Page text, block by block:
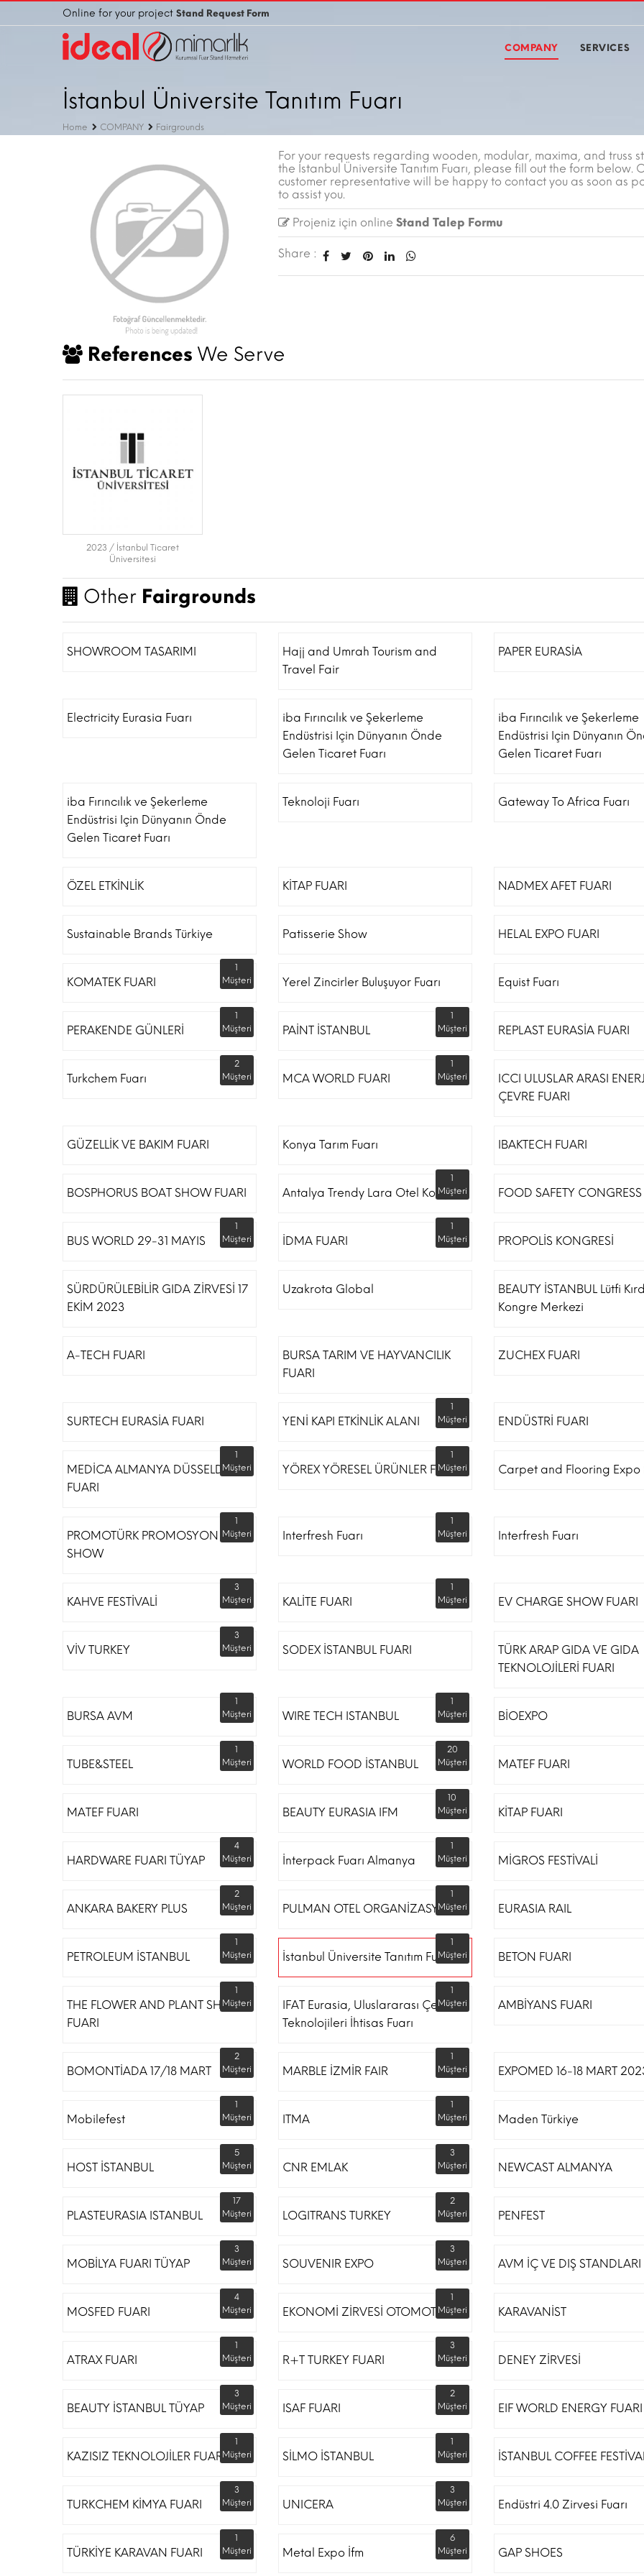
Online for your project Stand Request Form
COMPANY SERVICES
İstanbul Üniversite Tanıtım Fuarı
Home COMPANY Fairgrounds
For your requests regarding wooden, modular, maxima, and truss
the İstanbul Üniversite Tanıtım Fuarı, please fill out the form below.
customer representative will be happy to contact you as soon as
to assist you.
Projeniz için online Stand Talep Formu
Share :
References We Serve
2023 / İstanbul Ticaret
Üniversitesi
Other Fairgrounds
SHOWROOM TASARIMI
Hajj and Umrah Tourism and
Travel Fair
PAPER EURASİA
Electricity Eurasia Fuarı
iba Fırıncılık ve Şekerleme
Endüstrisi Için Dünyanın Önde
Gelen Ticaret Fuarı
iba Fırıncılık ve Şekerleme
Endüstrisi Için Dünyanın
Gelen Ticaret Fuarı
iba Fırıncılık ve Şekerleme
Endüstrisi Için Dünyanın Önde
Gelen Ticaret Fuarı
Teknoloji Fuarı Gateway To Africa Fuarı
ÖZEL ETKİNLİK KİTAP FUARI NADMEX AFET FUARI
Sustainable Brands Türkiye Patisserie Show HELAL EXPO FUARI
KOMATEK FUARI
1
Müşteri
Yerel Zincirler Buluşuyor Fuarı Equist Fuarı
PERAKENDE GÜNLERİ
1
Müşteri
PAİNT İSTANBUL
1
Müşteri
REPLAST EURASİA FUARI
Turkchem Fuarı
2
Müşteri
MCA WORLD FUARI
1
Müşteri
ICCI ULUSLAR ARASI
ÇEVRE FUARI
GÜZELLİK VE BAKIM FUARI Konya Tarım Fuarı IBAKTECH FUARI
BOSPHORUS BOAT SHOW FUARI Antalya Trendy Lara Otel Kongre
1
Müşteri
FOOD SAFETY CONGRESS
BUS WORLD 29-31 MAYIS
1
Müşteri
İDMA FUARI
1
Müşteri
PROPOLİS KONGRESİ
SÜRDÜRÜLEBİLİR GIDA ZİRVESİ 17
EKİM 2023
Uzakrota Global
BEAUTY İSTANBUL Lütfi
Kongre Merkezi
A-TECH FUARI
BURSA TARIM VE HAYVANCILIK
FUARI
ZUCHEX FUARI
SURTECH EURASİA FUARI YENİ KAPI ETKİNLİK ALANI
1
Müşteri
ENDÜSTRİ FUARI
MEDİCA ALMANYA DÜSSELDORF
FUARI
1
Müşteri
YÖREX YÖRESEL ÜRÜNLER FUARI
1
Müşteri
Carpet and Flooring Expo
PROMOTÜRK PROMOSYON
SHOW
1
Müşteri
Interfresh Fuarı
1
Müşteri
Interfresh Fuarı
KAHVE FESTİVALİ
3
Müşteri
KALİTE FUARI
1
Müşteri
EV CHARGE SHOW FUARI
VİV TURKEY
3
Müşteri
SODEX İSTANBUL FUARI
TÜRK ARAP GIDA VE GIDA
TEKNOLOJİLERİ FUARI
BURSA AVM
1
Müşteri
WIRE TECH ISTANBUL
1
Müşteri
BİOEXPO
TUBE&STEEL
1
Müşteri
WORLD FOOD İSTANBUL
20
Müşteri
MATEF FUARI
MATEF FUARI BEAUTY EURASIA IFM
10
Müşteri
KİTAP FUARI
HARDWARE FUARI TÜYAP
4
Müşteri
İnterpack Fuarı Almanya
1
Müşteri
MİGROS FESTİVALİ
ANKARA BAKERY PLUS
2
Müşteri
PULMAN OTEL ORGANİZASYON
1
Müşteri
EURASIA RAIL
PETROLEUM İSTANBUL
1
Müşteri
İstanbul Üniversite Tanıtım Fuarı
1
Müşteri
BETON FUARI
THE FLOWER AND PLANT SHOW
FUARI
1
Müşteri
IFAT Eurasia, Uluslararası Çevre
Teknolojileri İhtisas Fuarı
1
Müşteri
AMBİYANS FUARI
BOMONTİADA 17/18 MART
2
Müşteri
MARBLE İZMİR FAIR
1
Müşteri
EXPOMED 16-18 MART
Mobilefest
1
Müşteri
ITMA
1
Müşteri
Maden Türkiye
HOST İSTANBUL
5
Müşteri
CNR EMLAK
3
Müşteri
NEWCAST ALMANYA
PLASTEURASIA ISTANBUL
17
Müşteri
LOGITRANS TURKEY
2
Müşteri
PENFEST
MOBİLYA FUARI TÜYAP
3
Müşteri
SOUVENIR EXPO
3
Müşteri
AVM İÇ VE DIŞ STANDLARI
MOSFED FUARI
4
Müşteri
EKONOMİ ZİRVESİ OTOMOTİV
1
Müşteri
KARAVANİST
ATRAX FUARI
1
Müşteri
R+T TURKEY FUARI
3
Müşteri
DENEY ZİRVESİ
BEAUTY İSTANBUL TÜYAP
3
Müşteri
ISAF FUARI
2
Müşteri
EIF WORLD ENERGY FUARI
KAZISIZ TEKNOLOJİLER FUARI
1
Müşteri
SİLMO İSTANBUL
1
Müşteri
İSTANBUL COFFEE
TURKCHEM KİMYA FUARI
3
Müşteri
UNICERA
3
Müşteri
Endüstri 4.0 Zirvesi Fuarı
TÜRKİYE KARAVAN FUARI
1
Müşteri
Metal Expo İfm
6
Müşteri
GAP SHOES